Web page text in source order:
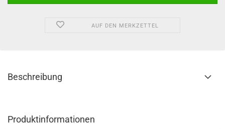
AUF DEN MERKZETTEL
Beschreibung
Produktinformationen